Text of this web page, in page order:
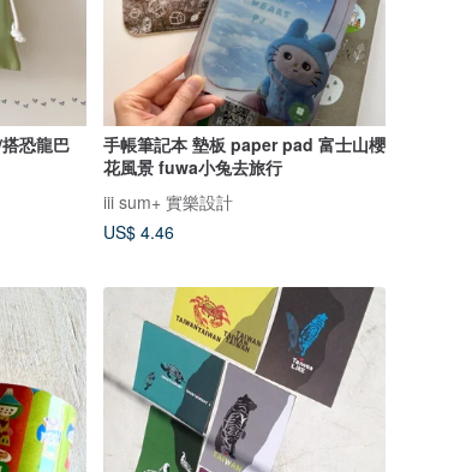
恐龍巴
手帳筆記本 墊板 paper pad 富士山櫻
花風景 fuwa小兔去旅行
iii sum+ 實樂設計
US$ 4.46